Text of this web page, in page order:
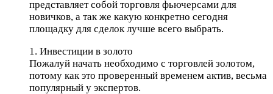
представляет собой торговля фьючерсами для
новичков, а так же какую конкретно сегодня
площадку для сделок лучше всего выбрать.
1. Инвестиции в золото
Пожалуй начать необходимо с торговлей золотом,
потому как это проверенный временем актив, весьма
популярный у экспертов.